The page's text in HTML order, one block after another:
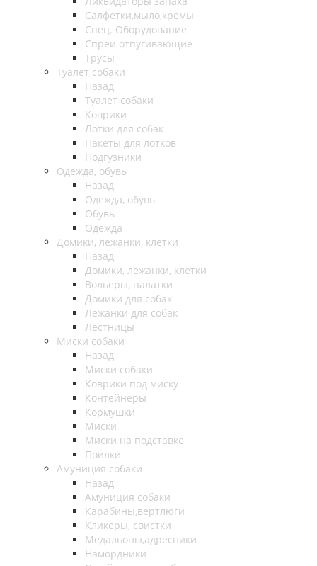
Салфетки,мыло,кремы
Спец. Оборудование
Спреи отпугивающие
Трусы
Туалет собаки
Назад
Туалет собаки
Коврики
Лотки для собак
Пакеты для лотков
Подгузники
Одежда, обувь
Назад
Одежда, обувь
Обувь
Одежда
Домики, лежанки, клетки
Назад
Домики, лежанки, клетки
Вольеры, палатки
Домики для собак
Лежанки для собак
Лестницы
Миски собаки
Назад
Миски собаки
Коврики под миску
Контейнеры
Кормушки
Миски
Миски на подставке
Поилки
Амуниция собаки
Назад
Амуниция собаки
Карабины,вертлюги
Кликеры, свистки
Медальоны,адресники
Намордники